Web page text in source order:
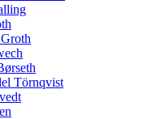
Törnqvist